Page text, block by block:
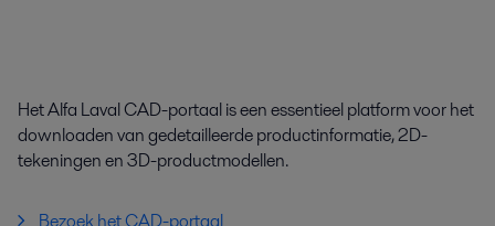
Het Alfa Laval CAD-portaal is een essentieel platform voor het
downloaden van gedetailleerde productinformatie, 2D-
tekeningen en 3D-productmodellen.